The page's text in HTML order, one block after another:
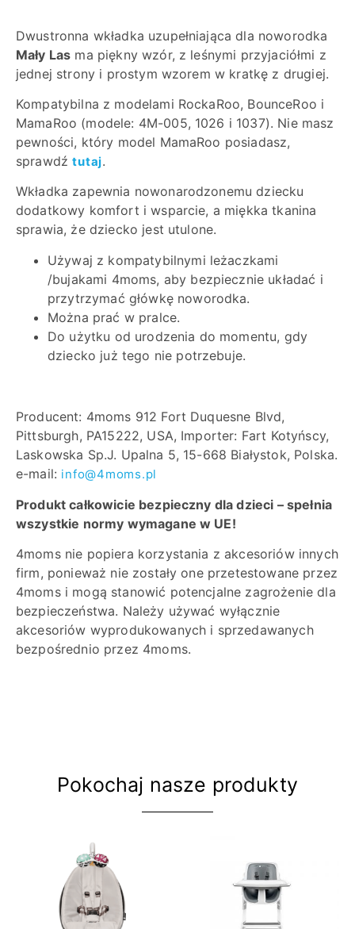
Dwustronna wkładka uzupełniająca dla noworodka
Mały Las ma piękny wzór, z leśnymi przyjaciółmi z
jednej strony i prostym wzorem w kratkę z drugiej.
Kompatybilna z modelami RockaRoo, BounceRoo i
MamaRoo (modele: 4M-005, 1026 i 1037). Nie masz
pewności, który model MamaRoo posiadasz,
sprawdźtutaj.
Wkładka zapewnia nowonarodzonemu dziecku
dodatkowy komfort i wsparcie, a miękka tkanina
sprawia, że dziecko jest utulone.
Używaj z kompatybilnymi leżaczkami
/bujakami 4moms, aby bezpiecznie układać i
przytrzymać główkę noworodka.
Można prać w pralce.
Do użytku od urodzenia do momentu, gdy
dziecko już tego nie potrzebuje.
Producent: 4moms 912 Fort Duquesne Blvd,
Pittsburgh, PA15222, USA, Importer: Fart Kotyńscy,
Laskowska Sp.J. Upalna 5, 15-668 Białystok, Polska.
e-mail: info@4moms.pl
Produkt całkowicie bezpieczny dla dzieci – spełnia
wszystkie normy wymagane w UE!
4moms nie popiera korzystania z akcesoriów innych
firm, ponieważ nie zostały one przetestowane przez
4moms i mogą stanowić potencjalne zagrożenie dla
bezpieczeństwa. Należy używać wyłącznie
akcesoriów wyprodukowanych i sprzedawanych
bezpośrednio przez 4moms.
Pokochaj nasze produkty